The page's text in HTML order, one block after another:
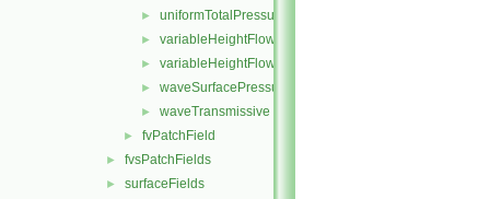
► uniformTotalPressure
► variableHeightFlowRate
► variableHeightFlowRateInletVelocity
► waveSurfacePressure
► waveTransmissive
► fvPatchField
► fvsPatchFields
► surfaceFields